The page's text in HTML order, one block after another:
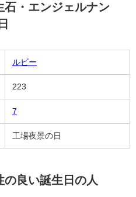
石・エンジェルナン
ルビー
223
7
工場夜景の日
良い誕生日の人